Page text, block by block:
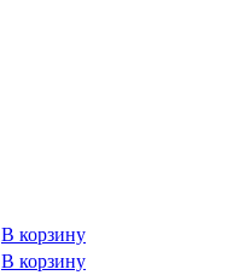
В корзину
В корзину